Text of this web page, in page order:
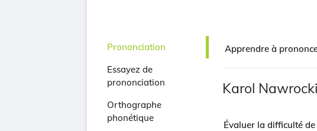
Prononciation
Essayez de
prononciation
Orthographe
phonétique
Apprendre à
Karol Nawrocki
Évaluer la difficulté